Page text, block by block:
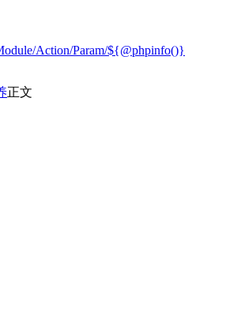
Action/Param/${@phpinfo()}
正文